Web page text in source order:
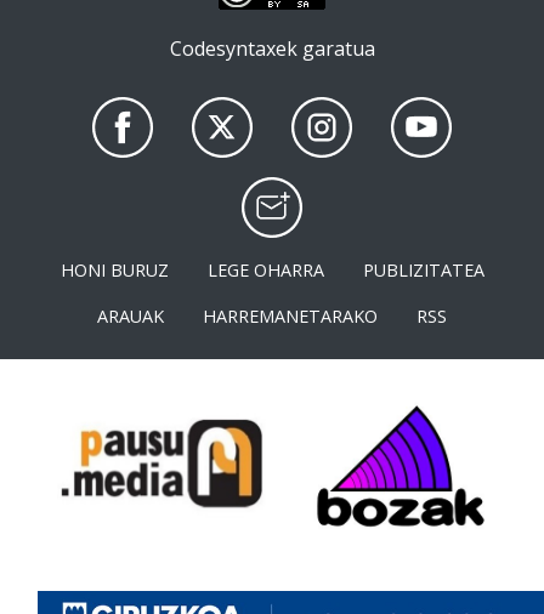
Codesyntaxek garatua
HONI BURUZ LEGE OHARRA
PUBLIZITATEA
ARAUAK
HARREMANETARAKO RSS